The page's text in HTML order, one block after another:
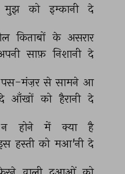
मुझ को इम्कानी दे
किताबों के असरार
साफ़ निशानी दे
पस-मंज़र से सामने आ
आँखों को हैरानी दे
न होने में क्या
है
हस्ती को मआ'नी दे